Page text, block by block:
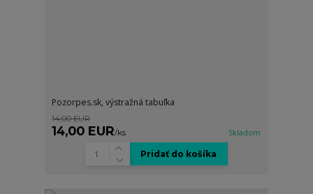
Pozorpes.sk, výstražná tabuľka
14,00 EUR
14,00 EUR/ks Skladom
Pridať do košíka